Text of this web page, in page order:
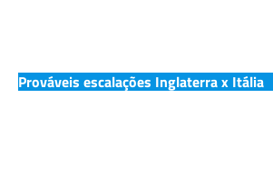
Prováveis escalações Inglaterra x Itália